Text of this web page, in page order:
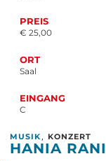
PREIS
€ 25,00
ORT
Saal
EINGANG
C
MUSIK , KONZERT
HANIA RANI